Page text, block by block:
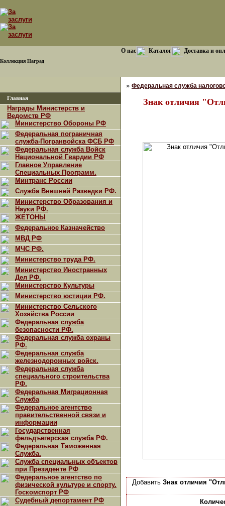
Коллекция Наград
О нас Каталог Доставка и
Главная
Награды Министерств и
Ведомств РФ
Министерство Обороны РФ
Федеральная пограничная
служба-Погранвойска ФСБ РФ
Федеральная служба Войск
Национальной Гвардии РФ
Главное Управление
Специальных Программ.
Минтранс России
Служба Внешней Разведки РФ.
Министерство Образования и
Науки РФ.
ЖЕТОНЫ
Федеральное Казначейство
МВД РФ
МЧС РФ.
Министерство труда РФ.
Министерство Иностранных
Дел РФ.
Министерство Культуры
Министерство юстиции РФ.
Министерство Сельского
Хозяйства России
Федеральная служба
безопасности РФ.
Федеральная служба охраны
РФ.
Федеральная служба
железнодорожных войск.
Федеральная служба
специального строительства
РФ.
Федеральная Миграционная
Служба
Федеральное агентство
правительственной связи и
информации
Государственная
фельдъегерская служба РФ.
Федеральная Таможенная
Служба.
Служба специальных объектов
при Президенте РФ
Федеральное агентство по
физической культуре и спорту.
Госкомспорт РФ
Судебный депортамент РФ
» Федеральная служба
Знак отличия
Добавить Знак отличия